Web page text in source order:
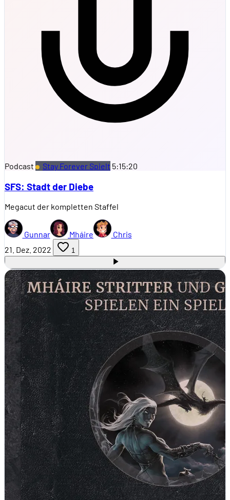
Podcast Stay Forever Spielt 5:15:20
SFS: Stadt der Diebe
Megacut der kompletten Staffel
Gunnar Mháire
Chris
21. Dez. 2022
1